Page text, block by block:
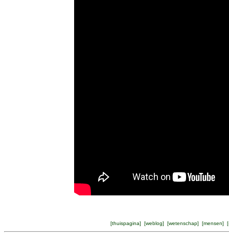
[thuispagina] [weblog] [wetenschap] [mensen] [